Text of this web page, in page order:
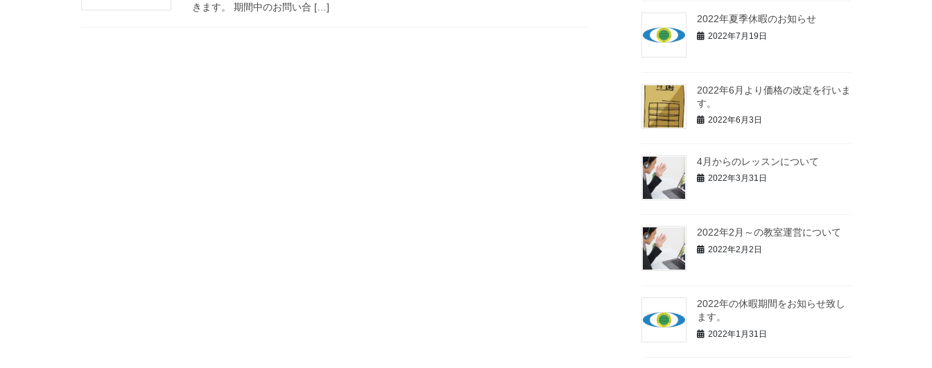
きます。 期間中のお問い合 […]
2022年夏季休暇のお知らせ
2022年7月19日
2022年6月より価格の改定を行いま
す。
2022年6月3日
4月からのレッスンについて
2022年3月31日
2022年2月～の教室運営について
2022年2月2日
2022年の休暇期間をお知らせ致し
ます。
2022年1月31日